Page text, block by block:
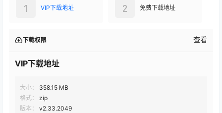
VIP下载地址
1 免费下载地址
2
下载权限 查看
VIP下载地址
大小：
358.15 MB
格式：
zip
版本：
v2.33.2049